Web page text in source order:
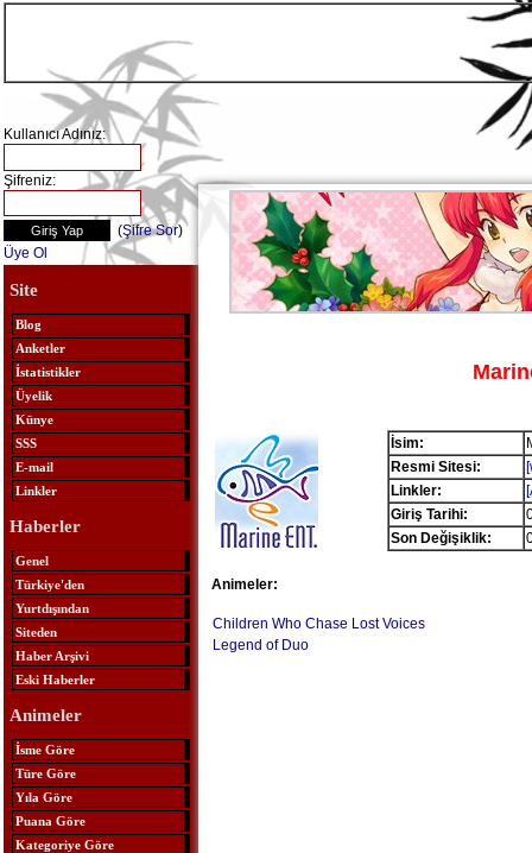
Kullanıcı Adınız:
Şifreniz:
(Şifre Sor)
Üye Ol
Site
Blog
Anketler
İstatistikler
Üyelik
Künye
SSS
E-mail
Linkler
Haberler
Genel
Türkiye'den
Yurtdışından
Siteden
Haber Arşivi
Eski Haberler
Animeler
İsme Göre
Türe Göre
Yıla Göre
Puana Göre
Kategoriye Göre
İsim:
Resmi Sitesi:
Linkler:
Giriş Tarihi:
Son Değişiklik:
Animeler:
Children Who Chase Lost Voices
Legend of Duo